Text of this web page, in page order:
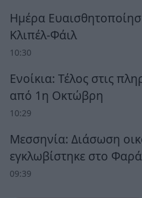
Ημέρα
Κλιπέλ-Φάιλ
10:30
Ενοίκια: Τέλος στις
από 1η Οκτώβρη
10:29
Μεσσηνία: Διάσωση
εγκλωβίστηκε στο
09:39